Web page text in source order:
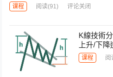
课程 阅读(91) 评论关闭
K線技術
上升/下
课程 阅